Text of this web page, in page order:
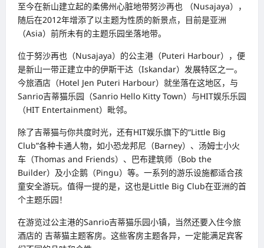
至今在新山建立起的柔佛州心脏地带努沙再也 （Nusajaya），
随后在2012年增添了以主题为性质的新景点，目前是亚洲
（Asia）前所未有的主题乐园坐落地带。
位于努沙再也（Nusajaya）的公主港（Puteri Harbour），便
是新山一带正建立中的伊斯干达（Iskandar）发展特区之一。
今旅酒店（Hotel Jen Puteri Harbour）就坐落在这地区，与
Sanrio吉蒂猫乐园（Sanrio Hello Kitty Town）与HIT娱乐乐园
（HIT Entertainment）毗邻。
除了吉蒂猫与你共度时光，还有HIT娱乐旗下的“Little Big
Club”各种卡通人物，如小恐龙邦尼（Barney）、汤姆士小火
车（Thomas and Friends）、巴布建筑师（Bob the
Builder）及小企鹅（Pingu）等。一系列的游乐设施都适合孩
童安全游玩。值得一提的是，这也是Little Big Club在亚洲的首
个主题乐园！
在游览过公主港的Sanrio吉蒂猫乐园小镇，当然还要入住今旅
酒店的 吉蒂猫主题客房。这些客房主题各异，一定能满足宾客